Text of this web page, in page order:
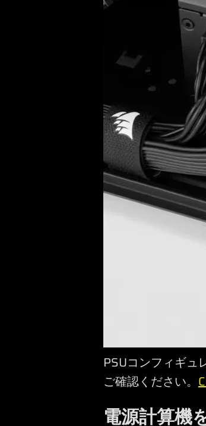
PSUコンフィギュ
ご確認ください。
電源計算機